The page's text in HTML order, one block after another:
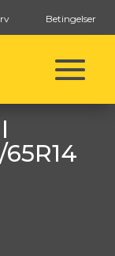
Betingelser